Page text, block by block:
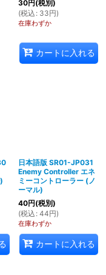
30円(税別)
(税込 : 33円)
在庫わずか
カートに入れる
日本語版 SR01-JP031
Enemy Controller エネ
ミーコントローラー (ノ
ーマル)
40円(税別)
(税込 : 44円)
在庫わずか
カートに入れる